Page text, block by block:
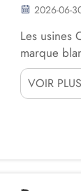
2026-06-
Les usines
marque
propre
créer
VOIR PLUS